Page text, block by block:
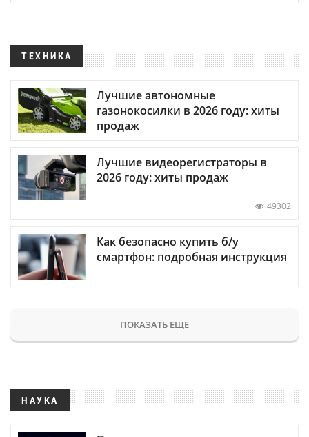
ТЕХНИКА
Лучшие автономные
газонокосилки в 2026 году: хиты
продаж
Лучшие видеорегистраторы в
2026 году: хиты продаж
49302
Как безопасно купить б/у
смартфон: подробная инструкция
ПОКАЗАТЬ ЕЩЕ
НАУКА